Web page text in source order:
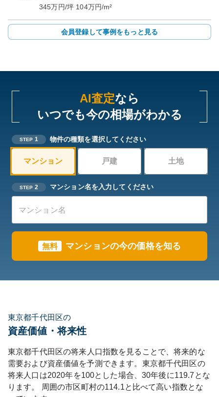
345万円/坪 104万円/m²
会員登録して事例をもっと見る
AI査定なら
いつでも今の相場がわかる
STEP 1 物件の種類を選択してください
マンション 戸建 土地
STEP 2 マンション名を入力してください
無料 マンションの今の価格を知る
東京都千代田区の
資産価値・将来性
東京都千代田区の将来人口指数を見ることで、将来的な
需要および資産価値を予測できます。 東京都千代田区の
将来人口は2020年を100とした場合、30年後に119.7 とな
ります。
周囲の市区町村の114.1と比べて高い指数とな